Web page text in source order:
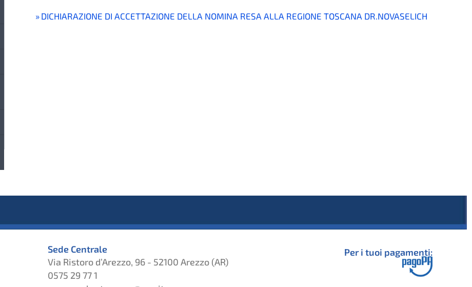
DICHIARAZIONE DI ACCETTAZIONE DELLA NOMINA RESA ALLA REGIONE TOSCANA DR.NOVASELICH
Sede Centrale
Via Ristoro d’Arezzo, 96 - 52100 Arezzo (AR)
0575 29 77 1
Per i tuoi pagamenti: